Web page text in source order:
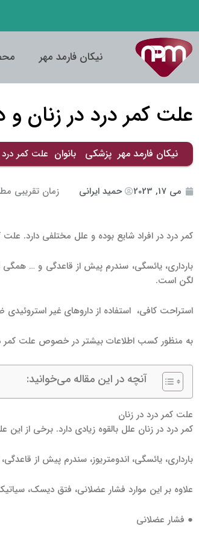
محتوا
نیکان فارمد مهر
علت کمر درد در زنان
نیکان فارمد مهر پزشکی بانوان علت کمر
می 17, 2023 حمید ایرانی زمان تقریبی
کمر درد در افراد شایع بوده و علل مختلفی دارد.
بارداری، یائسگی، سندرم پیش از قاعدگی و … همگی
لگن است.
استراحت کافی، استفاده از داروهای غیر
به منظور کسب اطلاعات بیشتر در خصوص علت کمر درد
آنچه در این مقاله می‌خوانید:
علت کمر درد در زنان
کمر درد در زنان علل بالقوه زیادی دارد. برخی
بارداری، یائسگی، اندومتریوز، سندرم پیش از
علاوه بر این موارد فشار عضلانی، فتق دیسک،
● فشار عضلانی